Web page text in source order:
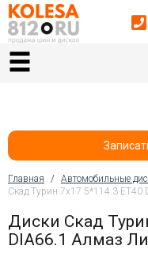
Главная
Автосервис
Услуги шиномонтажа
Вы здесь
Главная / Автомобильные
Скад Турин 7x17 5*114.3 ET40
Диски Скад
DIA66.1 Алмаз